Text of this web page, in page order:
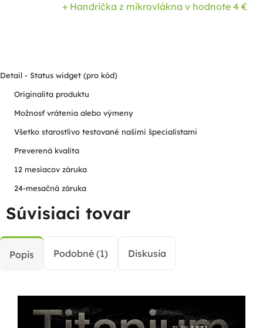
+ Handrička z mikrovlákna v hodnote 4 €
Detail - Status widget (pro kód)
Originalita produktu
Možnosť vrátenia alebo výmeny
Všetko starostlivo testované našimi špecialistami
Preverená kvalita
12 mesiacov záruka
24-mesačná záruka
Súvisiaci tovar
Popis Podobné (1) Diskusia